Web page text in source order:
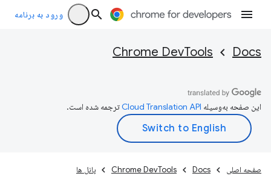
ورود به برنامه
Docs
Chrome DevTools
این صفحه به‌وسیله ترجمه شده است.
صفحه اصلی Docs
Chrome DevTools پانل ها